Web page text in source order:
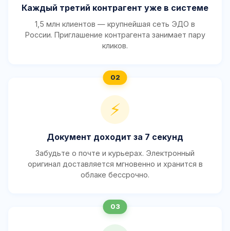
Каждый третий контрагент уже в системе
1,5 млн клиентов — крупнейшая сеть ЭДО в
России. Приглашение контрагента занимает пару
кликов.
⚡
Документ доходит за 7 секунд
Забудьте о почте и курьерах. Электронный
оригинал доставляется мгновенно и хранится в
облаке бессрочно.